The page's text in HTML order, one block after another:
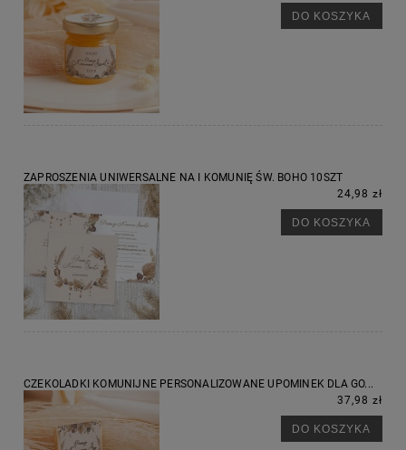
DO KOSZYKA
ZAPROSZENIA UNIWERSALNE NA I KOMUNIĘ ŚW. BOHO 10SZT
24,98 zł
DO KOSZYKA
CZEKOLADKI KOMUNIJNE PERSONALIZOWANE UPOMINEK DLA GO...
37,98 zł
DO KOSZYKA